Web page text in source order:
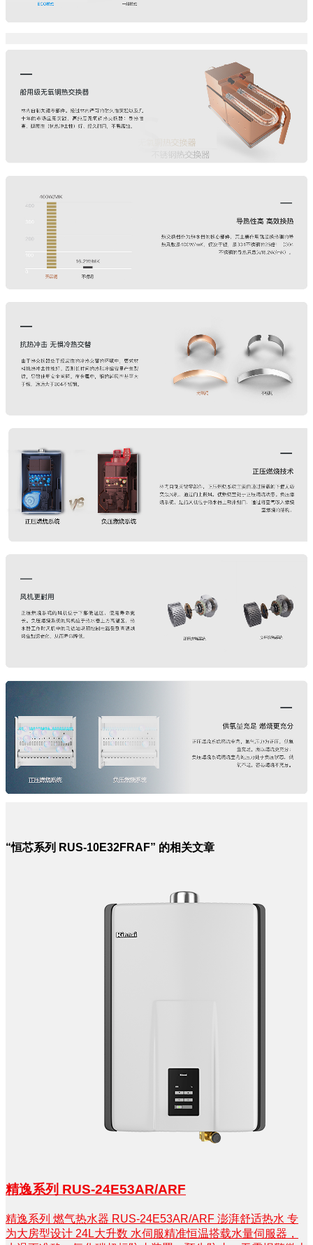
“恒芯系列 RUS-10E32FRAF” 的相关文章
精逸系列 RUS-24E53AR/ARF
精逸系列 燃气热水器 RUS-24E53AR/ARF 澎湃舒适热水 专
为大房型设计 24L大升数 水伺服精准恒温搭载水量伺服器，